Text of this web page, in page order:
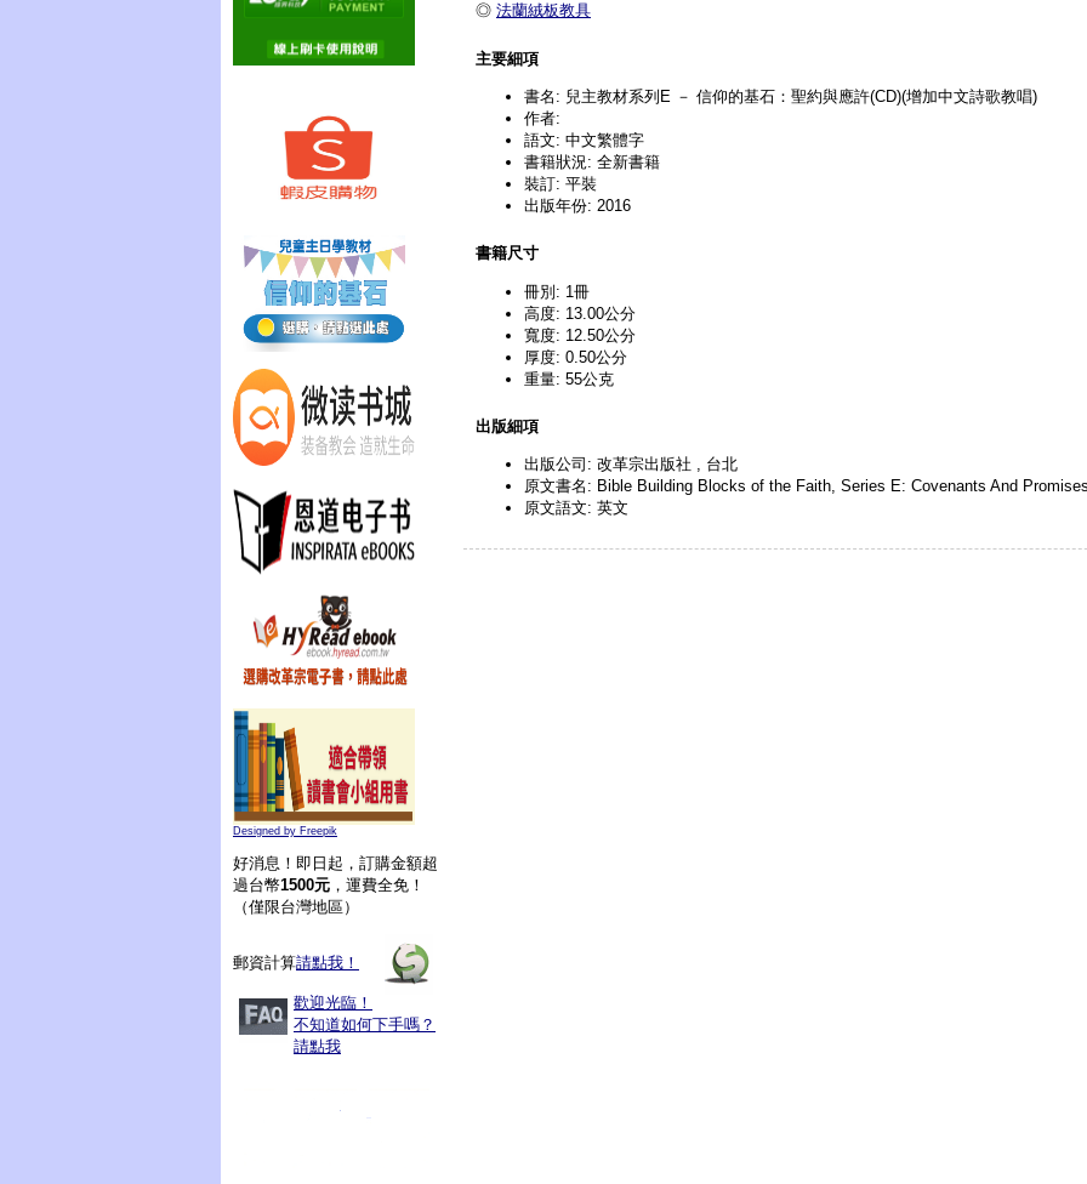
Designed by Freepik
好消息！即日起，訂購金額超
過台幣1500元 ，運費全免！
（僅限台灣地區）
郵資計算請點我！
歡迎光臨！
不知道如何下手嗎？
請點我
◎ 法蘭絨板教具
主要細項
書名: 兒主教材系列E － 信仰的基石：聖約與應許(CD)(增加中文詩歌教唱)
作者:
語文: 中文繁體字
書籍狀況: 全新書籍
裝訂: 平裝
出版年份: 2016
書籍尺寸
冊別: 1冊
高度: 13.00公分
寬度: 12.50公分
厚度: 0.50公分
重量: 55公克
出版細項
出版公司: 改革宗出版社 , 台北
原文書名: Bible Building Blocks of the Faith, Series E: Covenants And
原文語文: 英文